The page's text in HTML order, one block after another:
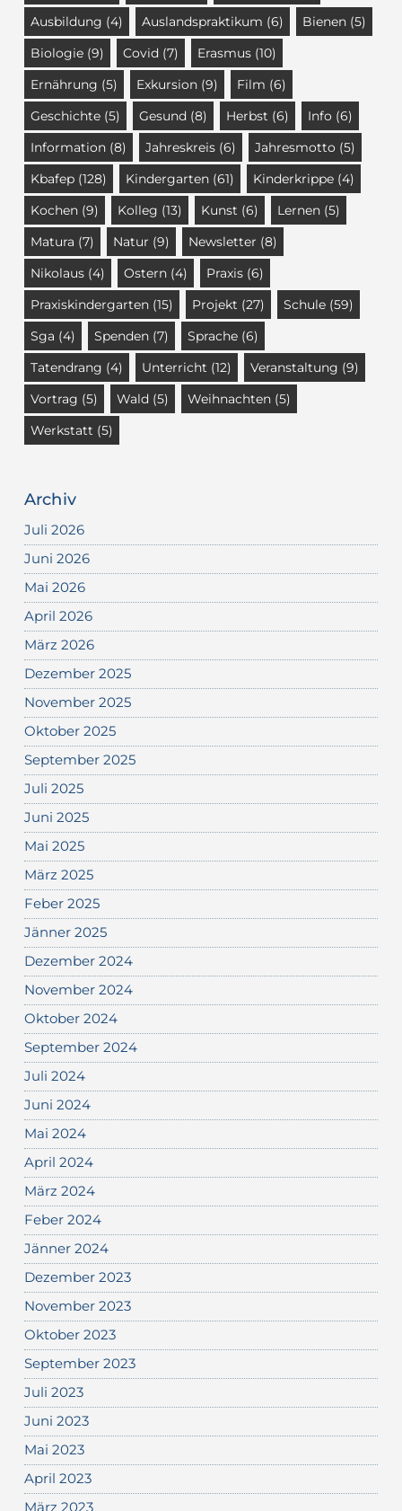
Ausbildung (4) Auslandspraktikum (6) Bienen(5)
Biologie(9) Covid (7) Erasmus(10)
Ernährung (5) Exkursion(9) Film (6)
Geschichte(5) Gesund (8) Herbst (6) Info (6)
Information(8) Jahreskreis(6) Jahresmotto (5)
Kbafep(128) Kindergarten(61) Kinderkrippe(4)
Kochen(9) Kolleg (13) Kunst (6) Lernen(5)
Matura (7) Natur (9) Newsletter (8)
Nikolaus(4) Ostern(4) Praxis(6)
Praxiskindergarten(15) Projekt (27) Schule(59)
Sga (4) Spenden(7) Sprache(6)
Tatendrang (4) Unterricht (12) Veranstaltung (9)
Vortrag (5) Wald (5) Weihnachten(5)
Werkstatt (5)
Archiv
Juli 2026
Juni 2026
Mai 2026
April 2026
März 2026
Dezember 2025
November 2025
Oktober 2025
September 2025
Juli 2025
Juni 2025
Mai 2025
März 2025
Feber 2025
Jänner 2025
Dezember 2024
November 2024
Oktober 2024
September 2024
Juli 2024
Juni 2024
Mai 2024
April 2024
März 2024
Feber 2024
Jänner 2024
Dezember 2023
November 2023
Oktober 2023
September 2023
Juli 2023
Juni 2023
Mai 2023
April 2023
März 2023